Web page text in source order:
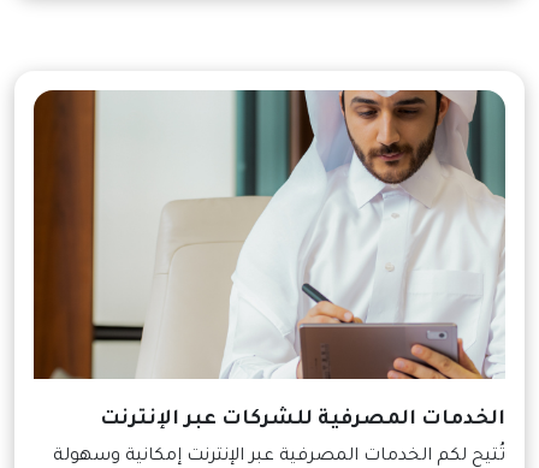
الخدمات المصرفية للشركات عبر الإنترنت
تُتيح لكم الخدمات المصرفية عبر الإنترنت إمكانية وسهولة